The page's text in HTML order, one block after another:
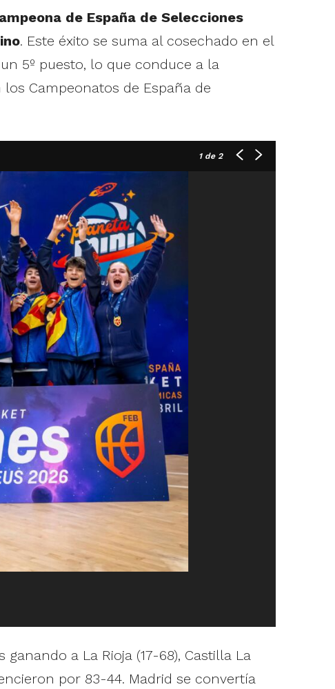
de España de Selecciones
. Este éxito se suma al cosechado en el
5º puesto, lo que conduce a la
Campeonatos de España de
1de 2
a La Rioja (17-68), Castilla La
por 83-44. Madrid se convertía